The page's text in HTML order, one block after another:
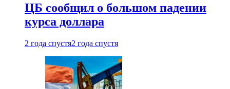
ЦБ сообщил о большом падении
курса доллара
2 года спустя2 года спустя